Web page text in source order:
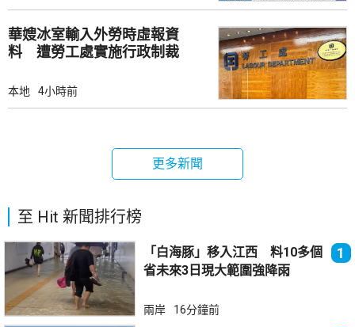
華嫂冰室輸入外勞時虛報資
料 遭勞工處實施行政制裁
本地 4小時前
更多新聞
至 Hit 新聞排行榜
「白海豚」移入江西 料10多個
省未來3日現大範圍強降雨
1
兩岸 16分鐘前